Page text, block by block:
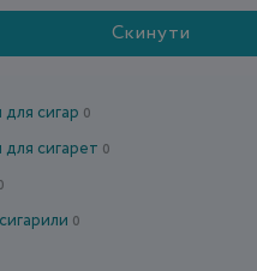
Скинути
сигар 0
сигарет 0
0